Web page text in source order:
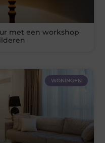
met een workshop
WONINGEN